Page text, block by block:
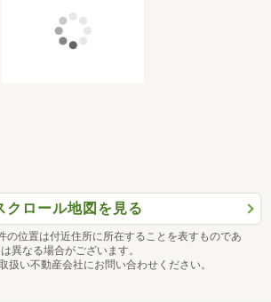
クロール地図を見る
の位置は付近住所に所在することを表すものであ
異なる場合がございます。
扱い不動産会社にお問い合わせください。